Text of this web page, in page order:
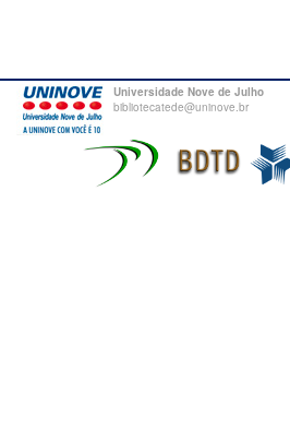
Universidade Nove de Julho
bibliotecatede@uninove.br